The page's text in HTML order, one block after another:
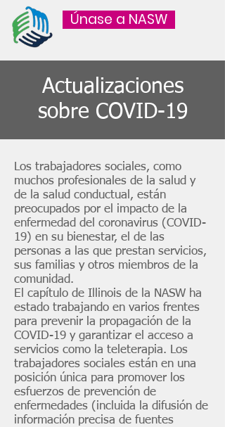
Únase a NASW
Actualizaciones
sobre COVID-19
Los trabajadores sociales, como
muchos profesionales de la salud y
de la salud conductual, están
preocupados por el impacto de la
enfermedad del coronavirus (COVID-
19) en su bienestar, el de las
personas a las que prestan servicios,
sus familias y otros miembros de la
comunidad.
El capítulo de Illinois de la NASW ha
estado trabajando en varios frentes
para prevenir la propagación de la
COVID-19 y garantizar el acceso a
servicios como la teleterapia. Los
trabajadores sociales están en una
posición única para promover los
esfuerzos de prevención de
enfermedades (incluida la difusión de
información precisa de fuentes